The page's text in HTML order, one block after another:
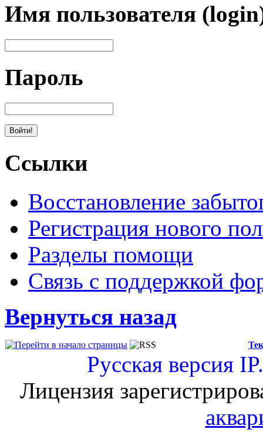
Имя пользователя
Пароль
Ссылки
Восстановление
Регистрация нового
Разделы помощи
Связь с поддержкой
Вернуться назад
Русская версия
Лицензия